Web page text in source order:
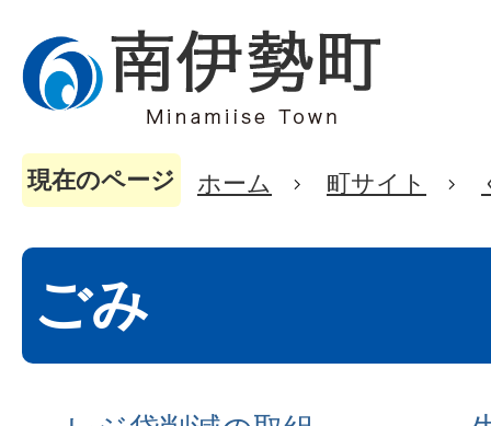
現在のページ ホーム 町サイト
ごみ